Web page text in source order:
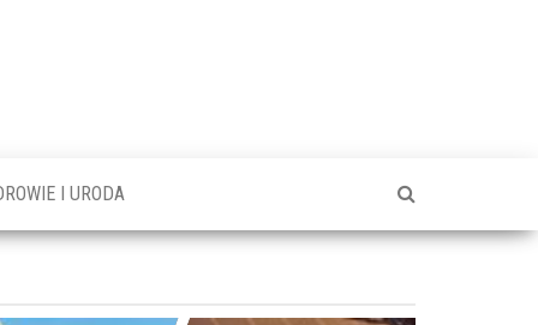
I URODA